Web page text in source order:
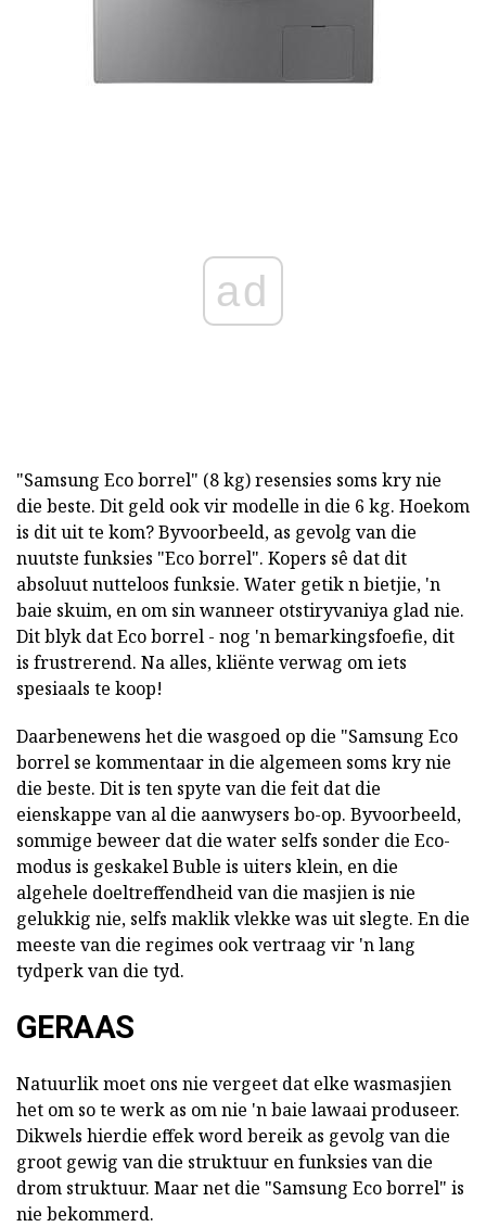
ad
"Samsung Eco borrel" (8 kg) resensies soms kry nie
die beste. Dit geld ook vir modelle in die 6 kg. Hoekom
is dit uit te kom? Byvoorbeeld, as gevolg van die
nuutste funksies "Eco borrel". Kopers sê dat dit
absoluut nutteloos funksie. Water getik n bietjie, 'n
baie skuim, en om sin wanneer otstiryvaniya glad nie.
Dit blyk dat Eco borrel - nog 'n bemarkingsfoefie, dit
is frustrerend. Na alles, kliënte verwag om iets
spesiaals te koop!
Daarbenewens het die wasgoed op die "Samsung Eco
borrel se kommentaar in die algemeen soms kry nie
die beste. Dit is ten spyte van die feit dat die
eienskappe van al die aanwysers bo-op. Byvoorbeeld,
sommige beweer dat die water selfs sonder die Eco-
modus is geskakel Buble is uiters klein, en die
algehele doeltreffendheid van die masjien is nie
gelukkig nie, selfs maklik vlekke was uit slegte. En die
meeste van die regimes ook vertraag vir 'n lang
tydperk van die tyd.
GERAAS
Natuurlik moet ons nie vergeet dat elke wasmasjien
het om so te werk as om nie 'n baie lawaai produseer.
Dikwels hierdie effek word bereik as gevolg van die
groot gewig van die struktuur en funksies van die
drom struktuur. Maar net die "Samsung Eco borrel" is
nie bekommerd.